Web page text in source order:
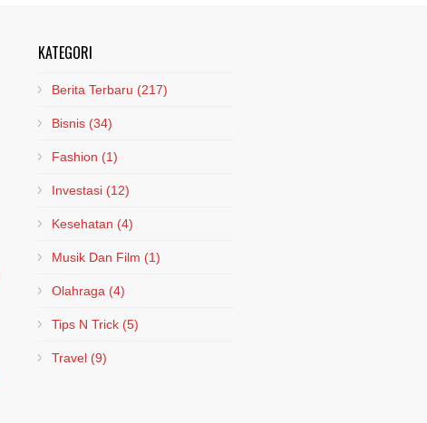
KATEGORI
Berita Terbaru (217)
Bisnis (34)
Fashion (1)
Investasi (12)
Kesehatan (4)
Musik Dan Film (1)
Olahraga (4)
Tips N Trick (5)
Travel (9)